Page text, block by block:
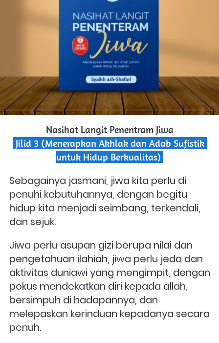
Nasihat Langit Penentram Jiwa
untuk Hidup Berkualitas)
Sebagainya jasmani, jiwa kita perlu di
penuhi kebutuhannya, dengan begitu
hidup kita menjadi seimbang, terkendali,
dan sejuk.
Jiwa perlu asupan gizi berupa nilai dan
pengetahuan ilahiah, jiwa perlu jeda dan
aktivitas duniawi yang mengimpit, dengan
pokus mendekatkan diri kepada allah,
bersimpuh di hadapannya, dan
melepaskan kerinduan kepadanya secara
penuh.